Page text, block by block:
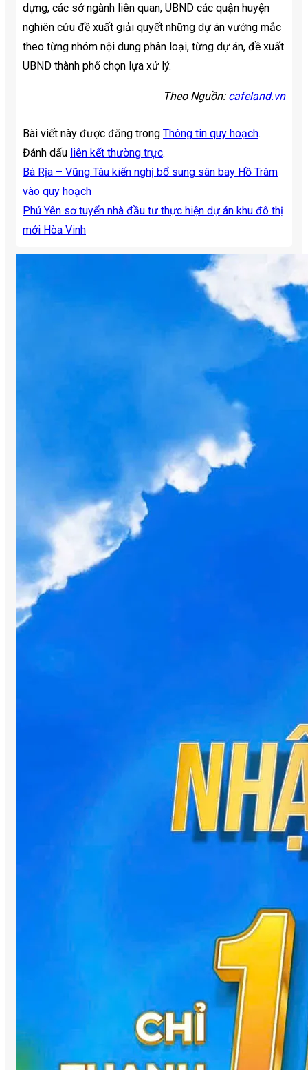
dựng, các sở ngành liên quan, UBND các quận huyện
nghiên cứu đề xuất giải quyết những dự án vướng mắc
theo từng nhóm nội dung phân loại, từng dự án, đề xuất
UBND thành phố chọn lựa xử lý.
Theo Nguồn: cafeland.vn
Bài viết này được đăng trong Thông tin quy hoạch.
Đánh dấu liên kết thường trực.
Bà Rịa – Vũng Tàu kiến nghị bổ sung sân bay Hồ Tràm
vào quy hoạch
Phú Yên sơ tuyển nhà đầu tư thực hiện dự án khu đô thị
mới Hòa Vinh